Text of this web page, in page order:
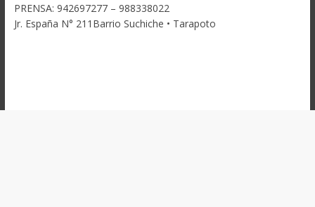
PRENSA: 942697277 – 988338022
Jr. España N° 211Barrio Suchiche • Tarapoto